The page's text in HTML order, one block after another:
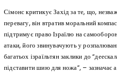
Сімонс критикує Захід за те, що,
перевагу, він втратив моральний
підтримує право Ізраїлю на
атаки, його звинувачують у
багатьох ізраїльтян заклики до
підставити шию для ножа”, – зазначає